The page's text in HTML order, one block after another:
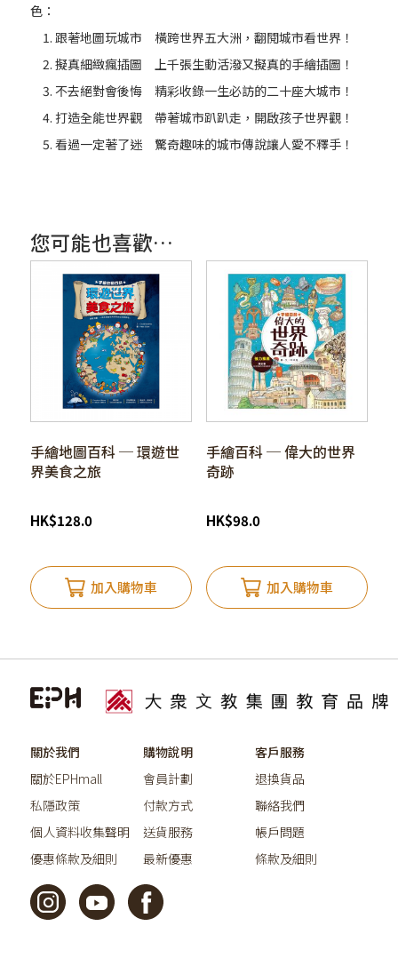
色：
跟著地圖玩城市 橫跨世界五大洲，翻閱城市看世界！
擬真細緻瘋插圖 上千張生動活潑又擬真的手繪插圖！
不去絕對會後悔 精彩收錄一生必訪的二十座大城市！
打造全能世界觀 帶著城市趴趴走，開啟孩子世界觀！
看過一定著了迷 驚奇趣味的城市傳說讓人愛不釋手！
您可能也喜歡…
手繪地圖百科 ─ 環遊世
界美食之旅
HK$128.0
加入購物車
手繪百科 ─ 偉大的世界
奇跡
HK$98.0
加入購物車
關於我們
關於EPHmall
私隱政策
個人資料收集聲明
優惠條款及細則
購物說明
會員計劃
付款方式
送貨服務
最新優惠
客戶服務
退換貨品
聯絡我們
帳戶問題
條款及細則